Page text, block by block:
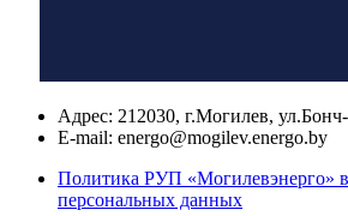
Адрес: 212030, г.Могилев,
E-mail: energo@mogilev.energo.by
Политика РУП «Могилевэнерго»
персональных данных